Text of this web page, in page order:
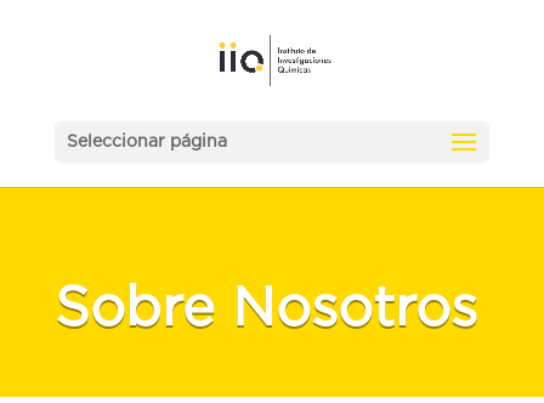
Seleccionar página
Sobre Nosotros